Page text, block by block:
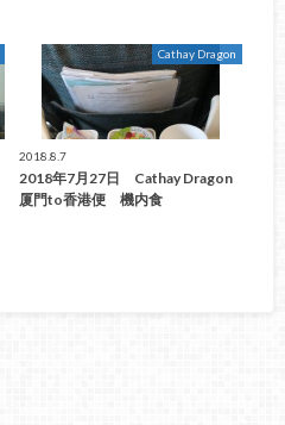
Cathay Dragon
2018.8.7
2018年7月27日 Cathay Dragon
厦門to香港便 機内食